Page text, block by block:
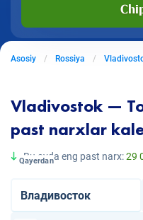
Asosiy Rossiya
Vladivostok —
past narxlar
Bu oyda eng past narx:29
Qayerdan